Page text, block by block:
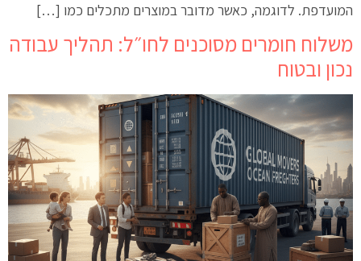
המועדפת. לדוגמה, כאשר מדובר במוצרים מתכלים כמו […]
משלוח חומרים מסוכנים לחו״ל: תהליך עבודה
נכון ובטוח